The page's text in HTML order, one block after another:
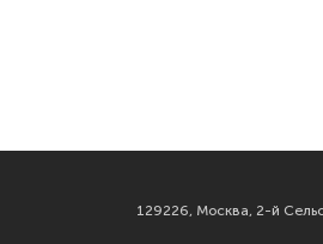
129226, Москва, 2-й